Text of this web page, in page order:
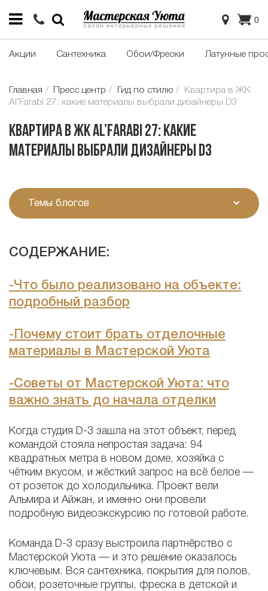
0
Акции Сантехника Обои/Фрески Латунные
Главная Пресс центр Гид по стилю
Квартира в ЖК
Al’Farabi 27: какие материалы выбрали дизайнеры D3
Квартира в ЖК Al’Farabi 27: какие
материалы выбрали дизайнеры D3
СОДЕРЖАНИЕ:
-Что было реализовано на объекте:
подробный разбор
-Почему стоит брать отделочные
материалы в Мастерской Уюта
-Советы от Мастерской Уюта: что
важно знать до начала отделки
Когда студия D-3 зашла на этот объект, перед
командой стояла непростая задача: 94
квадратных метра в новом доме, хозяйка с
чётким вкусом, и жёсткий запрос на всё белое —
от розеток до холодильника. Проект вели
Альмира и Айжан, и именно они провели
подробную видеоэкскурсию по готовой работе.
Команда D-3 сразу выстроила партнёрство с
Мастерской Уюта — и это решение оказалось
ключевым. Вся сантехника, покрытия для полов,
обои, розеточные группы, фреска в детской и
Темы блогов